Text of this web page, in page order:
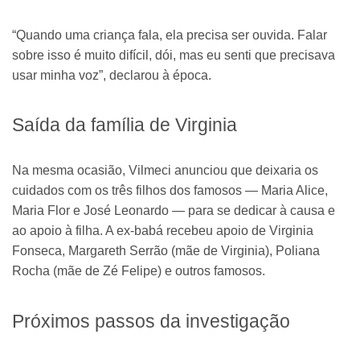
“Quando uma criança fala, ela precisa ser ouvida. Falar
sobre isso é muito difícil, dói, mas eu senti que precisava
usar minha voz”, declarou à época.
Saída da família de Virginia
Na mesma ocasião, Vilmeci anunciou que deixaria os
cuidados com os três filhos dos famosos — Maria Alice,
Maria Flor e José Leonardo — para se dedicar à causa e
ao apoio à filha. A ex-babá recebeu apoio de Virginia
Fonseca, Margareth Serrão (mãe de Virginia), Poliana
Rocha (mãe de Zé Felipe) e outros famosos.
Próximos passos da investigação